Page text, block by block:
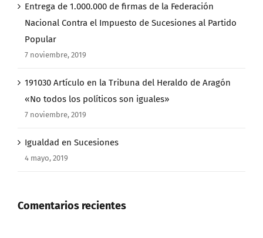
Entrega de 1.000.000 de firmas de la Federación
Nacional Contra el Impuesto de Sucesiones al Partido
Popular
7 noviembre, 2019
191030 Artículo en la Tribuna del Heraldo de Aragón
«No todos los políticos son iguales»
7 noviembre, 2019
Igualdad en Sucesiones
4 mayo, 2019
Comentarios recientes